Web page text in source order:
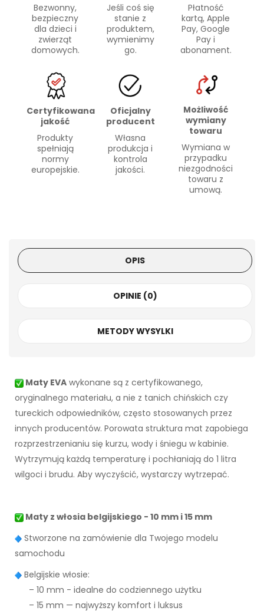
Bezwonny,
bezpieczny
dla dzieci i
zwierząt
domowych.
Jeśli coś się
stanie z
produktem,
wymienimy
go.
Płatność
kartą, Apple
Pay, Google
Pay i
abonament.
Certyfikowana
jakość
Produkty
spełniają
normy
europejskie.
Oficjalny
producent
Własna
produkcja i
kontrola
jakości.
Możliwość
wymiany
towaru
Wymiana w
przypadku
niezgodności
towaru z
umową.
OPIS
OPINIE (0)
METODY WYSYLKI
Maty EVA wykonane są z certyfikowanego,
oryginalnego materiału, a nie z tanich chińskich czy
tureckich odpowiedników, często stosowanych przez
innych producentów. Porowata struktura mat zapobiega
rozprzestrzenianiu się kurzu, wody i śniegu w kabinie.
Wytrzymują każdą temperaturę i pochłaniają do 1 litra
wilgoci i brudu. Aby wyczyścić, wystarczy wytrzepać.
Maty z włosia belgijskiego - 10 mm i 15 mm
Stworzone na zamówienie dla Twojego modelu
samochodu
Belgijskie włosie:
– 10 mm - idealne do codziennego użytku
– 15 mm — najwyższy komfort i luksus